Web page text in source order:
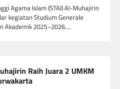
Agama Islam (STAI) Al-Muhajirin
kegiatan Studium Generale
Akademik 2025–2026.…
Raih Juara 2 UMKM